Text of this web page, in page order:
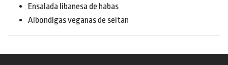
Ensalada libanesa de habas
Albondigas veganas de seitan